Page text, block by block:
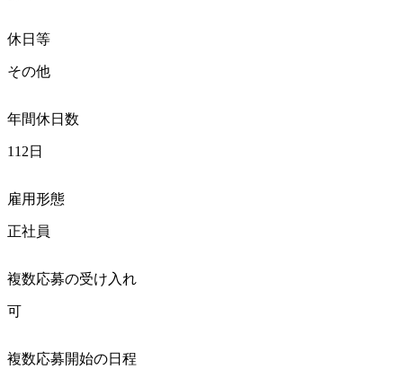
休日等
その他
年間休日数
112日
雇用形態
正社員
複数応募の受け入れ
可
複数応募開始の日程